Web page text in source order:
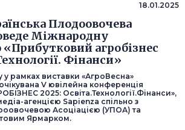
18.01.2025
Плодоовочева
Міжнародну
агробізнес
Фінанси»
у рамках виставки «АгроВесна»
V ювілейна конференція
2025: Освіта.Технології.Фінанси»,
агенцією Sapienza спільно з
Асоціацією (УПОА) та
Ярмарком.